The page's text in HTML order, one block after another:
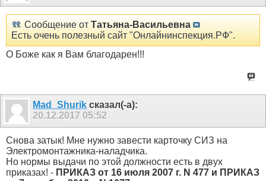
Сообщение от Татьяна-Васильевна
Есть очень полезный сайт "Онлайнинспекция.РФ".
О Боже как я Вам благодарен!!!
Mad_Shurik сказал(-а):
20.12.2017 05:52
Снова затык! Мне нужно завести карточку СИЗ на
Электромонтажника-наладчика.
Но нормы выдачи по этой должности есть в двух
приказах! - ПРИКАЗ от 16 июля 2007 г. N 477 и ПРИКАЗ